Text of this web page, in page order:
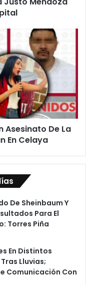
Asesinato De La
En Celaya
De Sheinbaum Y
Para El
Torres Piña
En Distintos
Lluvias;
Comunicación Con